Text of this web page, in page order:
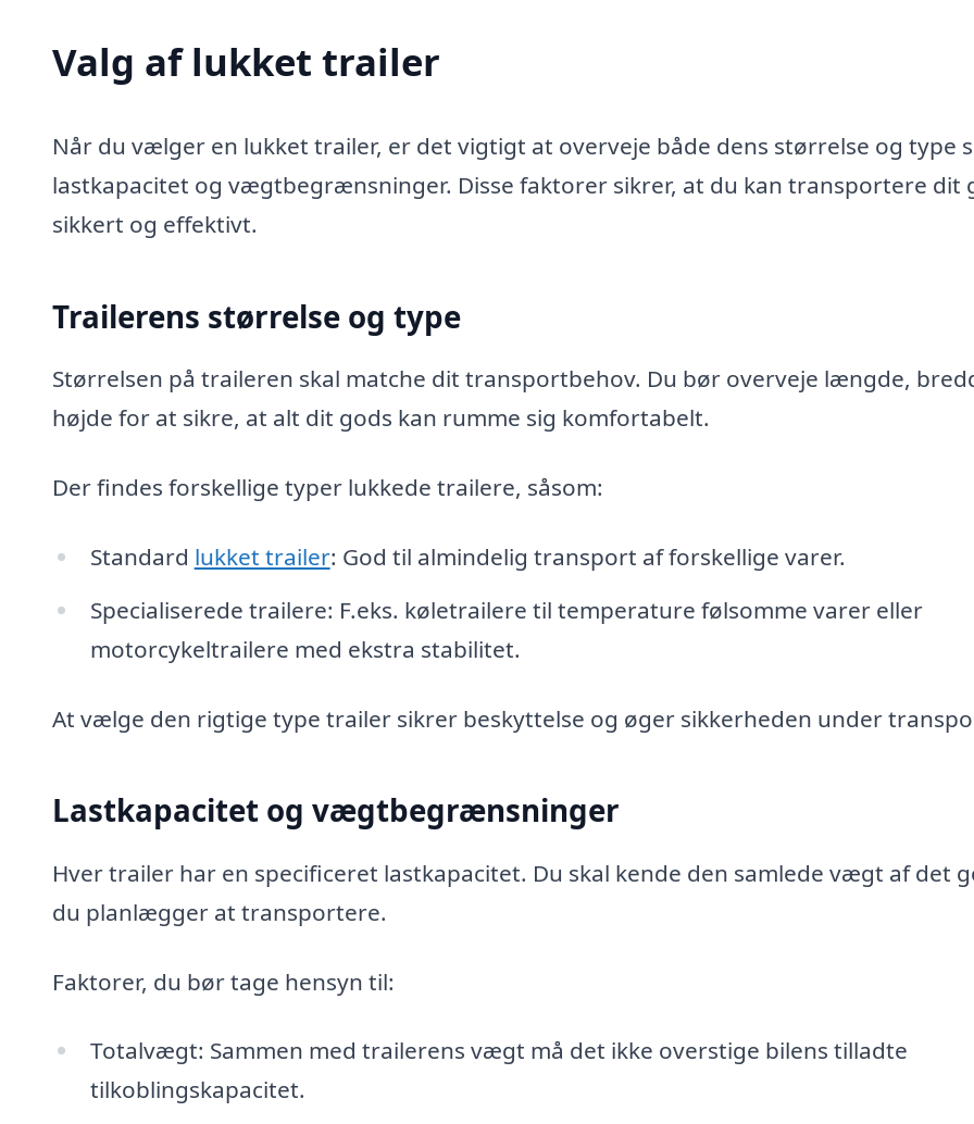
Valg af lukket trailer
Når du vælger en lukket trailer, er det vigtigt at overveje både dens størrelse og type
lastkapacitet og vægtbegrænsninger. Disse faktorer sikrer, at du kan transportere dit
sikkert og effektivt.
Trailerens størrelse og type
Størrelsen på traileren skal matche dit transportbehov. Du bør overveje længde,
højde for at sikre, at alt dit gods kan rumme sig komfortabelt.
Der findes forskellige typer lukkede trailere, såsom:
Standard lukket trailer: God til almindelig transport af forskellige varer.
Specialiserede trailere: F.eks. køletrailere til temperature følsomme varer eller
motorcykeltrailere med ekstra stabilitet.
At vælge den rigtige type trailer sikrer beskyttelse og øger sikkerheden under
Lastkapacitet og vægtbegrænsninger
Hver trailer har en specificeret lastkapacitet. Du skal kende den samlede vægt af det
du planlægger at transportere.
Faktorer, du bør tage hensyn til:
Totalvægt: Sammen med trailerens vægt må det ikke overstige bilens tilladte
tilkoblingskapacitet.